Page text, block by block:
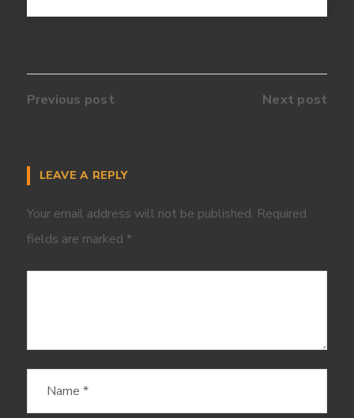
Previous post Next post
LEAVE A REPLY
Your email address will not be published. Required
fields are marked *